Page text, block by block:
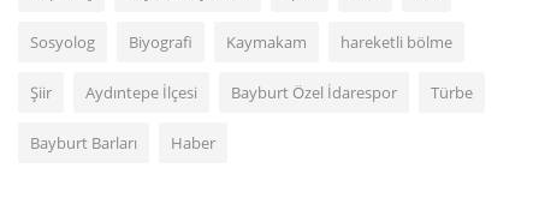
Sosyolog Biyografi Kaymakam hareketli bölme
Şiir Aydıntepe İlçesi Bayburt Özel İdarespor Türbe
Bayburt Barları Haber